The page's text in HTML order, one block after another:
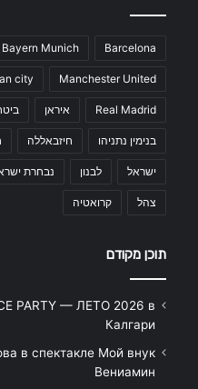
Barcelona
Bayern Munich
Manchester United
city
Real Madrid איראן
בנימין נתניהו חיזבאללה
ישראל לבנון נבחרת
צהל קרואטיה
תוכן מקודם
PARTY — ЛЕТО 2026 в
Калгари
в спектакле Мой внук
Вениамин